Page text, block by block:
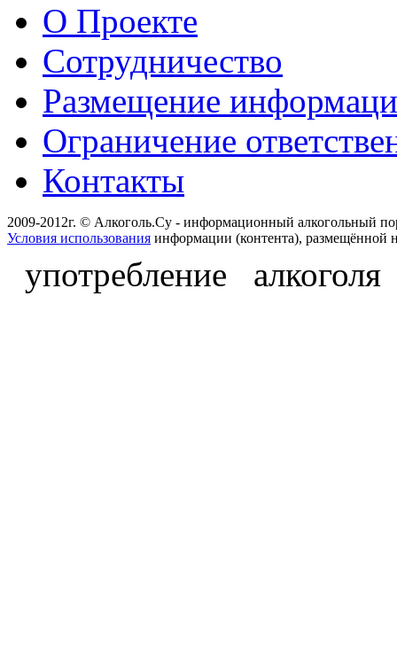
О Проекте
Сотрудничество
Размещение
Ограничение
Контакты
2009-2012г. © Алкоголь.Су - информационный алкогольный
Условия использования информации (контента), размещённой
употребление